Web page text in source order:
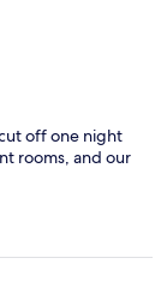
off one night
rooms, and our